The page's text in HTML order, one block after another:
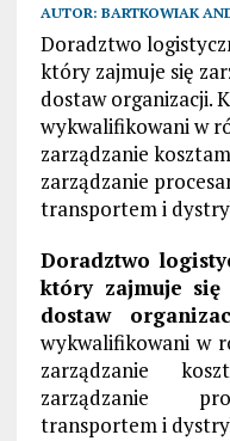
AUTOR: BARTKOWIAK
Doradztwo
który zajmuje się
dostaw organizacji.
wykwalifikowani w
zarządzanie
zarządzanie
transportem i
Doradztwo
który zajmuje się
dostaw
wykwalifikowani w
zarządzanie
zarządzanie
transportem i